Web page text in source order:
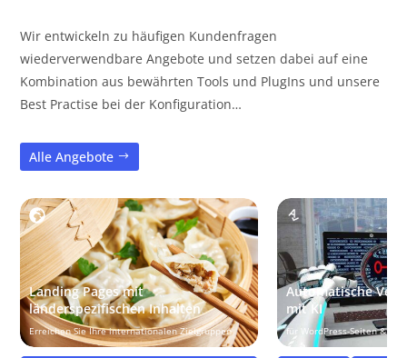
Wir entwickeln zu häufigen Kundenfragen
wiederverwendbare Angebote und setzen dabei auf eine
Kombination aus bewährten Tools und PlugIns und unsere
Best Practise bei der Konfiguration…
Alle Angebote
Landing Pages mit
länderspezifischen Inhalten
Erreichen Sie Ihre internationalen Zielgruppen
Automatische
mit KI
für WordPress-Seiten &